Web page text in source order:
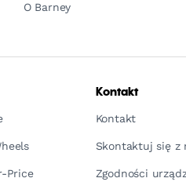
O Barney
Price
Kontakt
Kontakt
Skontaktuj się z
Zgodności